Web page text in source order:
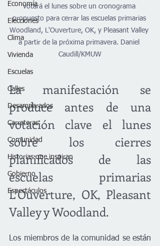
Economía
Elecciones
Clima
Vivienda
Escuelas
Calles
Desamparados
Carreteras
Comunidad
Historias que inspiran
Gobierno
Espectáculos
votará el lunes sobre un cronograma
propuesto para cerrar las escuelas primarias
Woodland, L'Ouverture, OK, y ​​Pleasant Valley
a partir de la próxima primavera. Daniel
Caudill/KMUW
La manifestación se
produce antes de una
votación clave el lunes
sobre los cierres
planificados de las
escuelas primarias
L'Ouverture, OK, Pleasant
Valley y Woodland.
Los miembros de la comunidad se están